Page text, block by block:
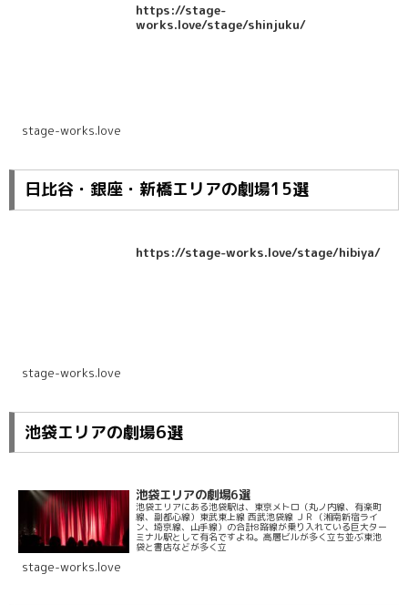
https://stage-
works.love/stage/shinjuku/
stage-works.love
日比谷・銀座・新橋エリアの劇場15選
https://stage-works.love/stage/hibiya/
stage-works.love
池袋エリアの劇場6選
池袋エリアの劇場6選
池袋エリアにある池袋駅は、東京メトロ（丸ノ内線、有楽町
線、副都心線）東武東上線 西武池袋線 ＪＲ（湘南新宿ライ
ン、埼京線、山手線）の合計8路線が乗り入れている巨大ター
ミナル駅として有名ですよね。高層ビルが多く立ち並ぶ東池
袋と書店などが多く立
stage-works.love